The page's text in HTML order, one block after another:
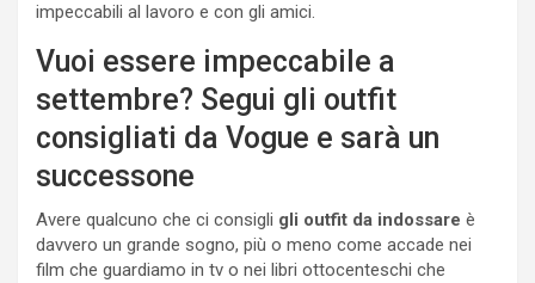
impeccabili al lavoro e con gli amici.
Vuoi essere impeccabile a
settembre? Segui gli outfit
consigliati da Vogue e sarà un
successone
Avere qualcuno che ci consigli gli outfit da indossare è
davvero un grande sogno, più o meno come accade nei
film che guardiamo in tv o nei libri ottocenteschi che